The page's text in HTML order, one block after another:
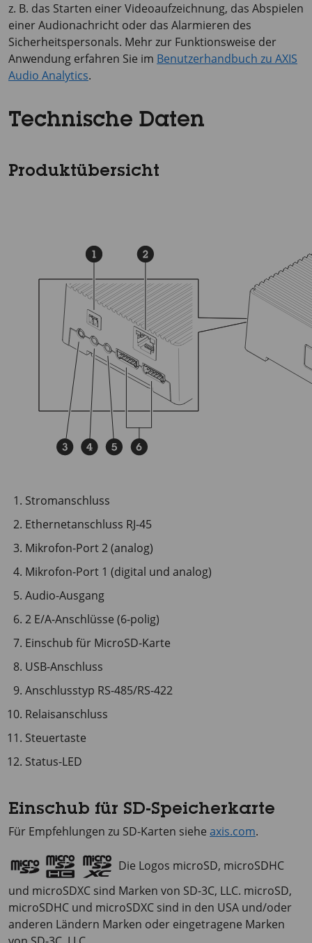
z. B. das Starten einer Videoaufzeichnung, das Abspielen
einer Audionachricht oder das Alarmieren des
Sicherheitspersonals. Mehr zur Funktionsweise der
Anwendung erfahren Sie im Benutzerhandbuch zu AXIS
Audio Analytics.
Technische Daten
Produktübersicht
Stromanschluss
Ethernetanschluss RJ-45
Mikrofon-Port 2 (analog)
Mikrofon-Port 1 (digital und analog)
Audio-Ausgang
2 E/A-Anschlüsse (6-polig)
Einschub für MicroSD-Karte
USB-Anschluss
Anschlusstyp RS-485/RS-422
Relaisanschluss
Steuertaste
Status-LED
Einschub für SD-Speicherkarte
Für Empfehlungen zu SD-Karten siehe axis.com.
Die Logos microSD, microSDHC
und microSDXC sind Marken von SD-3C, LLC. microSD,
microSDHC und microSDXC sind in den USA und/oder
anderen Ländern Marken oder eingetragene Marken